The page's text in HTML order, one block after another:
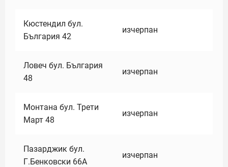
Кюстендил бул.
България 42
изчерпан
Ловеч бул. България
48
изчерпан
Монтана бул. Трети
Март 48
изчерпан
Пазарджик бул.
Г.Бенковски 66А
изчерпан